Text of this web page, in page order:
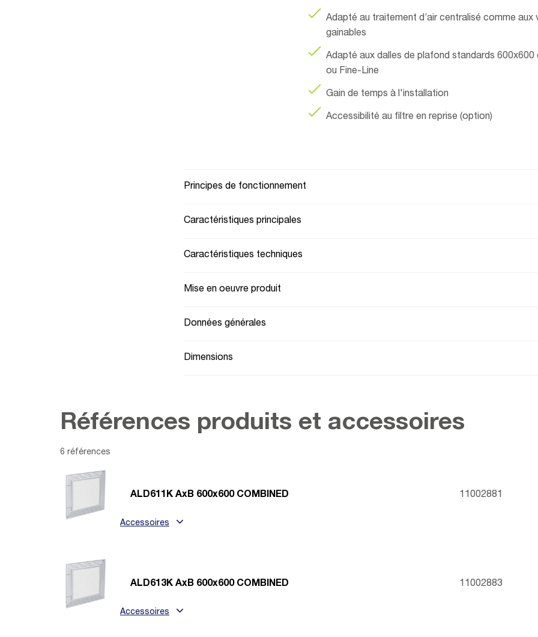
Adapté au traitement d’air centralisé comme
gainables
Adapté aux dalles de plafond standards
ou Fine-Line
Gain de temps à l'installation
Accessibilité au filtre en reprise (option)
Principes de fonctionnement
Caractéristiques principales
Caractéristiques techniques
Mise en oeuvre produit
Données générales
Dimensions
Références produits et accessoires
6 références
ALD611K AxB 600x600 COMBINED 11002881
Accessoires
ALD613K AxB 600x600 COMBINED 11002883
Accessoires